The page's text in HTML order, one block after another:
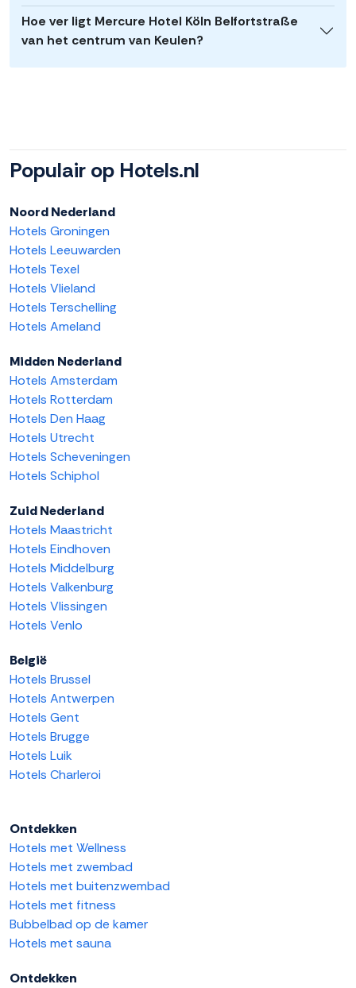
Hoe ver ligt Mercure Hotel Köln Belfortstraße
van het centrum van Keulen?
Populair op Hotels.nl
Noord Nederland
Hotels Groningen
Hotels Leeuwarden
Hotels Texel
Hotels Vlieland
Hotels Terschelling
Hotels Ameland
Midden Nederland
Hotels Amsterdam
Hotels Rotterdam
Hotels Den Haag
Hotels Utrecht
Hotels Scheveningen
Hotels Schiphol
Zuid Nederland
Hotels Maastricht
Hotels Eindhoven
Hotels Middelburg
Hotels Valkenburg
Hotels Vlissingen
Hotels Venlo
België
Hotels Brussel
Hotels Antwerpen
Hotels Gent
Hotels Brugge
Hotels Luik
Hotels Charleroi
Ontdekken
Hotels met Wellness
Hotels met zwembad
Hotels met buitenzwembad
Hotels met fitness
Bubbelbad op de kamer
Hotels met sauna
Ontdekken